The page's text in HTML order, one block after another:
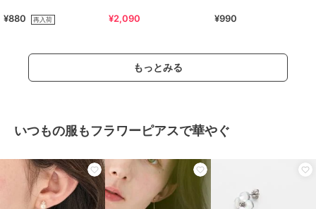
¥880 再入荷 ¥2,090 ¥990
もっとみる
いつもの服もフラワーピアスで華やぐ